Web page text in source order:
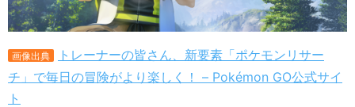
画像出典
トレーナーの皆さん、新要素「ポケモンリサー
チ」で毎日の冒険がより楽しく！ – Pokémon GO公式サイ
ト